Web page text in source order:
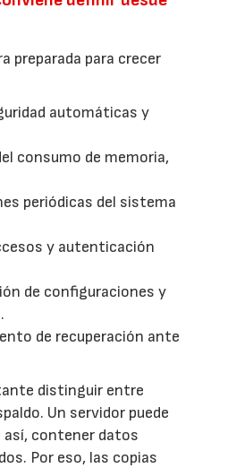
preparada para crecer
automáticas y
consumo de memoria,
periódicas del sistema
y autenticación
de configuraciones y
de recuperación ante
distinguir entre
Un servidor puede
contener datos
Por eso, las copias